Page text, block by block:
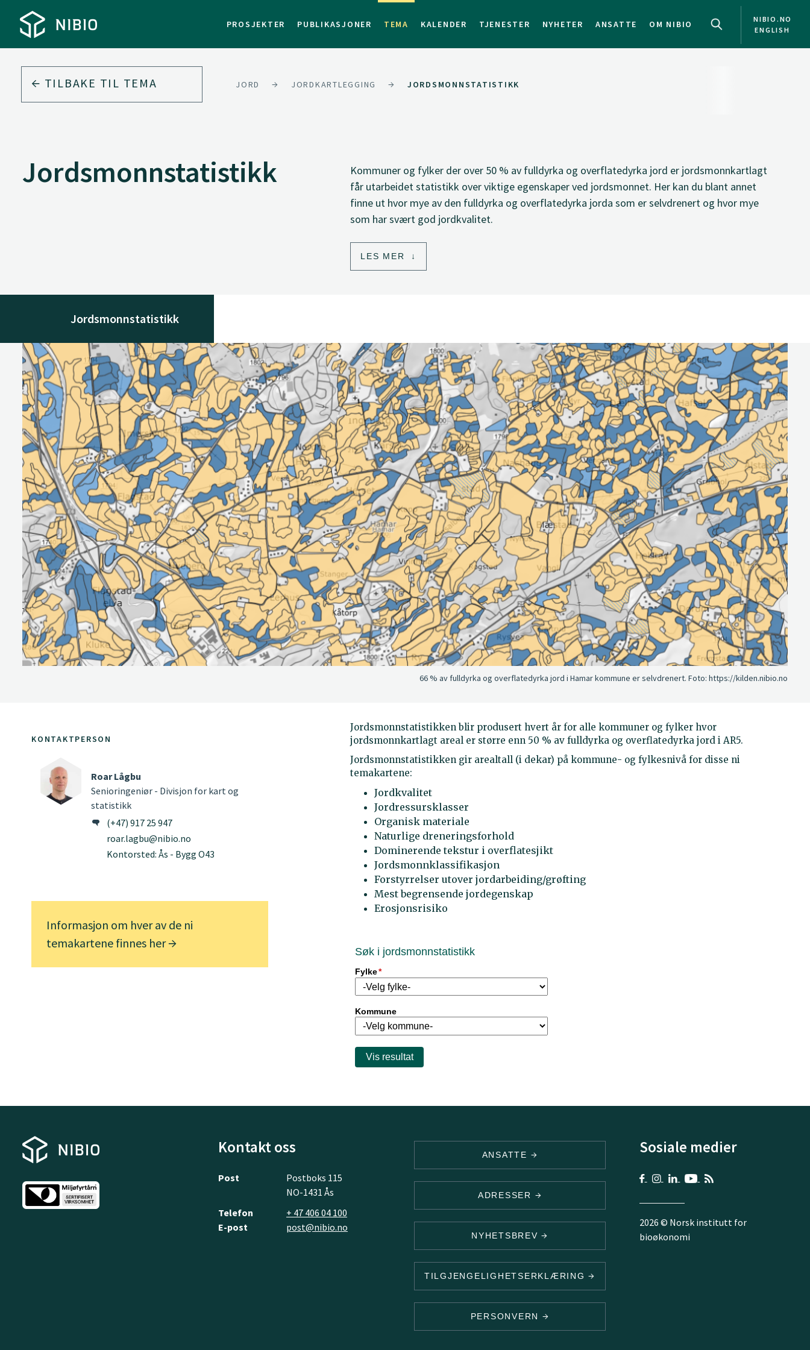
PROSJEKTER PUBLIKASJONER TEMA KALENDER TJENESTER NYHETER ANSATTE OM NIBIO
NIBIO.NO
ENGLISH
TILBAKE TIL TEMA JORD JORDKARTLEGGING JORDSMONNSTATISTIKK
Jordsmonnstatistikk
Kommuner og fylker der over 50 % av fulldyrka og overflatedyrka jord er jordsmonnkartlagt
får utarbeidet statistikk over viktige egenskaper ved jordsmonnet. Her kan du blant annet
finne ut hvor mye av den fulldyrka og overflatedyrka jorda som er selvdrenert og hvor mye
som har svært god jordkvalitet.
LES MER
Jordsmonnstatistikk
66 % av fulldyrka og overflatedyrka jord i Hamar kommune er selvdrenert. Foto: https://kilden.nibio.no
KONTAKTPERSON
Roar Lågbu
Senioringeniør - Divisjon for kart og
statistikk
(+47) 917 25 947
roar.lagbu@nibio.no
Kontorsted: Ås - Bygg O43
Informasjon om hver av de ni
temakartene finnes her
Jordsmonnstatistikken blir produsert hvert år for alle kommuner og fylker hvor
jordsmonnkartlagt areal er større enn 50 % av fulldyrka og overflatedyrka jord i AR5.
Jordsmonnstatistikken gir arealtall (i dekar) på kommune- og fylkesnivå for disse ni
temakartene:
Jordkvalitet
Jordressursklasser
Organisk materiale
Naturlige dreneringsforhold
Dominerende tekstur i overflatesjikt
Jordsmonnklassifikasjon
Forstyrrelser utover jordarbeiding/grøfting
Mest begrensende jordegenskap
Erosjonsrisiko
Kontakt oss
Post
Postboks 115
NO-1431 Ås
Telefon
+ 47 406 04 100
E-post
post@nibio.no
ANSATTE
ADRESSER
NYHETSBREV
TILGJENGELIGHETSERKLÆRING
PERSONVERN
Sosiale medier
2026 © Norsk institutt for
bioøkonomi